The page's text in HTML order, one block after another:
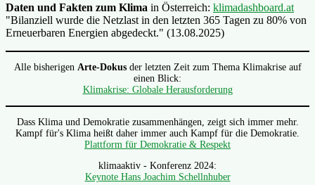
Daten und Fakten zum Klima in Österreich: klimadashboard.at
"Bilanziell wurde die Netzlast in den letzten 365 Tagen zu 80% von
Erneuerbaren Energien abgedeckt." (13.08.2025)
Alle bisherigen Arte-Dokusder letzten Zeit zum Thema Klimakrise auf
einen Blick:
Klimakrise: Globale Herausforderung
Dass Klima und Demokratie zusammenhängen, zeigt sich immer mehr.
Kampf für's Klima heißt daher immer auch Kampf für die Demokratie.
Plattform für Demokratie & Respekt
klimaaktiv - Konferenz 2024:
Keynote Hans Joachim Schellnhuber